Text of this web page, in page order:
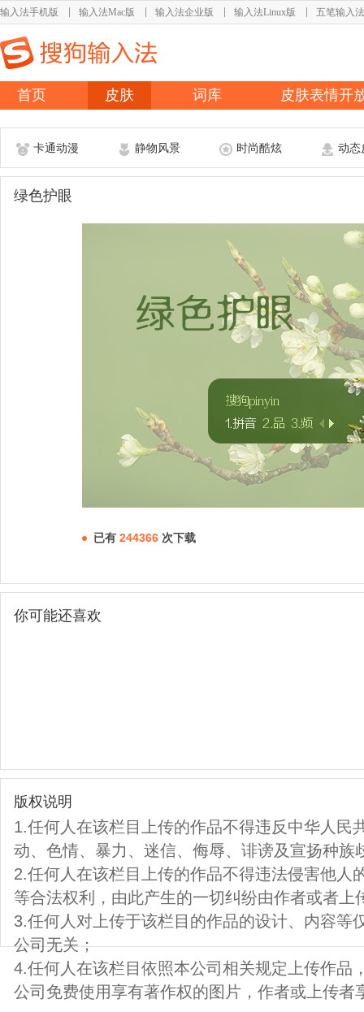
输入法手机版 输入法Mac版 输入法企业版 输入法Linux版 五笔输入法
首页 皮肤 词库 皮肤表情开
卡通动漫 静物风景 时尚酷炫 动态
绿色护眼
已有 244366 次下载
你可能还喜欢
版权说明
1.任何人在该栏目上传的作品不得违反中华人民
动、色情、暴力、迷信、侮辱、诽谤及宣扬种族
2.任何人在该栏目上传的作品不得违法侵害他人
等合法权利，由此产生的一切纠纷由作者或者上
3.任何人对上传于该栏目的作品的设计、内容等
公司无关；
4.任何人在该栏目依照本公司相关规定上传作品
公司免费使用享有著作权的图片，作者或上传者